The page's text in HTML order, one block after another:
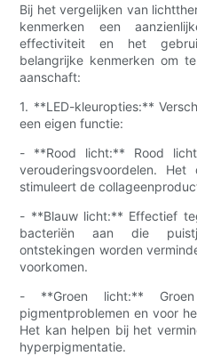
Bij het vergelijken van
kenmerken een
effectiviteit en het
belangrijke kenmerken om
aanschaft:
1. **LED-kleuropties:**
een eigen functie:
- **Rood licht:** Rood
verouderingsvoordelen.
stimuleert de
- **Blauw licht:** Effectief
bacteriën aan die
ontstekingen worden
voorkomen.
- **Groen licht:**
pigmentproblemen en voor
Het kan helpen bij het
hyperpigmentatie.